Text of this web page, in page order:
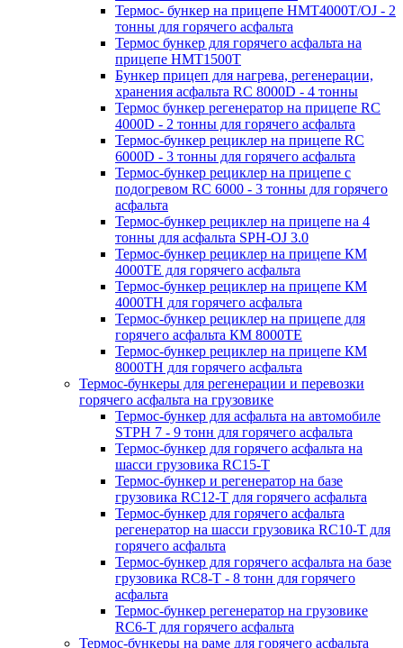
Термос- бункер на прицепе HMT4000T/OJ - 2
тонны для горячего асфальта
Термос бункер для горячего асфальта на
прицепе HMT1500T
Бункер прицеп для нагрева, регенерации,
хранения асфальта RC 8000D - 4 тонны
Термос бункер регенератор на прицепе RC
4000D - 2 тонны для горячего асфальта
Термос-бункер рециклер на прицепе RC
6000D - 3 тонны для горячего асфальта
Термос-бункер рециклер на прицепе с
подогревом RC 6000 - 3 тонны для горячего
асфальта
Термос-бункер рециклер на прицепе на 4
тонны для асфальта SPH-OJ 3.0
Термос-бункер рециклер на прицепе КМ
4000ТЕ для горячего асфальта
Термос-бункер рециклер на прицепе КМ
4000ТН для горячего асфальта
Термос-бункер рециклер на прицепе для
горячего асфальта КМ 8000ТЕ
Термос-бункер рециклер на прицепе КМ
8000ТH для горячего асфальта
Термос-бункеры для регенерации и перевозки
горячего асфальта на грузовике
Термос-бункер для асфальта на автомобиле
STPH 7 - 9 тонн для горячего асфальта
Термос-бункер для горячего асфальта на
шасси грузовика RC15-T
Термос-бункер и регенератор на базе
грузовика RC12-T для горячего асфальта
Термос-бункер для горячего асфальта
регенератор на шасси грузовика RC10-T для
горячего асфальта
Термос-бункер для горячего асфальта на базе
грузовика RC8-T - 8 тонн для горячего
асфальта
Термос-бункер регенератор на грузовикe
RC6-T для горячего асфальта
Термос-бункеры на раме для горячего асфальта